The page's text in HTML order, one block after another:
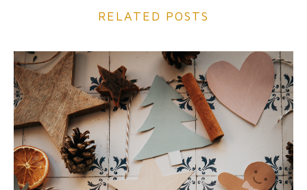
RELATED POSTS